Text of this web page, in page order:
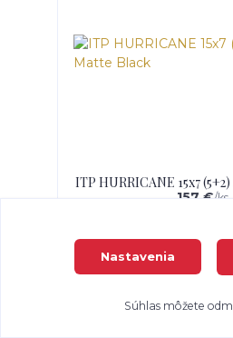
ITP HURRICANE 15x7
157 €/ks
Pridať
Nastavenia
Súhlas môžete